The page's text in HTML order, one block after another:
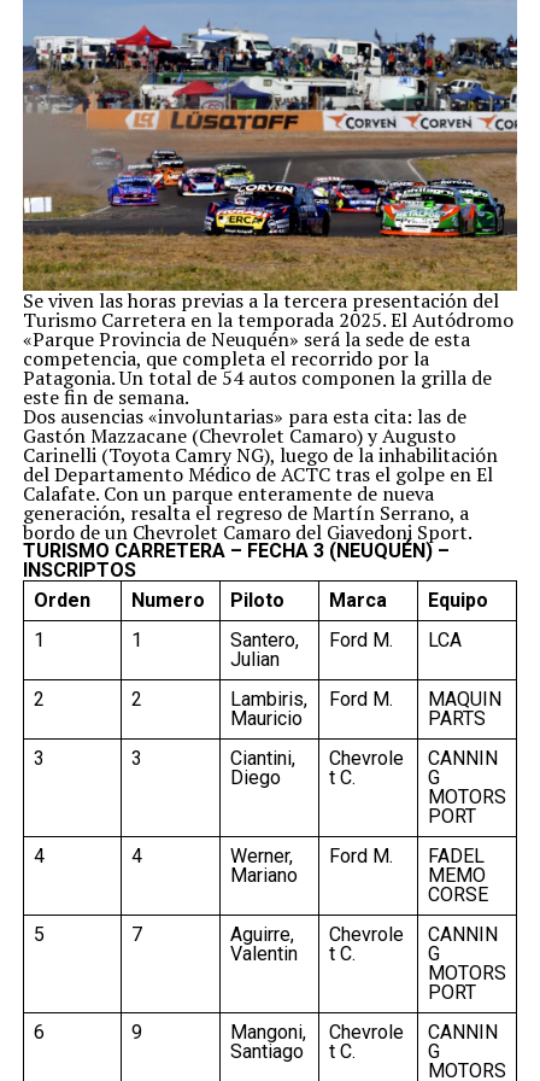
En cuanto al nivel de oferta de propiedades en la Costa,
dijo que la oferta «es similar» a años anteriores, con la
característica de que «la venta esta paralizada y muchas
de esas propiedades de alta gama son las que se han
volcado al mercado temporario con unidades nuevas e
interesantes».
Por otra parte, Donsini proyectó que en el verano
vacacionar en la Costa Atlántica podría ser una de las
opciones más elegidas porque «hay un temor que es
grande en la gente de viajar al exterior y que aparezca
una variante de coronavirus y luego no poder volver, o
que me pase algo afuera y no es lo mismo que están en
el país».
El fin de semana extra largo del 12 de octubre será un
termómetro para ver cuál será la tendencia para el
verano
Otro aspecto que movilizará el turismo en el país esel
programa PreViaje que lanzó el Gobierno nacionaly que
el ministro de Turismo, Matías Lammens, dijo días atrás
que «ha superado nuestras expectativas» dado que «en
dos semanas se vendió el 40% más que todo el año
pasado».
Señaló que «a modo de ejemplo, son 750 mil
personas las que ya usaron el programa este año,
cuando en 2020 habían sido 600 mil y todavía nos
quedan tres meses de venta», con lo cual vaticinó que
el país tendrá una temporada de verano «muy por
encima de los valores históricos».
«Lo que está sucediendo con este programa en todo el
país nos sorprende hasta a nosotros mismos. Tenemos
una expectativa enorme y lo mismo le sucede con los
operadores privados», remarcó Lammens.
FUENTE: TELAM
Temas relacionados: alquilercosta atlanticaturismo
Siguente
Con anuncios clave para la agroindustria, el Gobierno relanzó
Anterior
Mendoza ofrece una variada oferta de actividades para
Se viven las horas previas a la tercera presentación del
Turismo Carretera en la temporada 2025. El Autódromo
«Parque Provincia de Neuquén» será la sede de esta
competencia, que completa el recorrido por la
Patagonia. Un total de 54 autos componen la grilla de
este fin de semana.
Dos ausencias «involuntarias» para esta cita: las de
Gastón Mazzacane (Chevrolet Camaro) y Augusto
Carinelli (Toyota Camry NG), luego de la inhabilitación
del Departamento Médico de ACTC tras el golpe en El
Calafate. Con un parque enteramente de nueva
generación, resalta el regreso de Martín Serrano, a
bordo de un Chevrolet Camaro del Giavedoni Sport.
TURISMO CARRETERA – FECHA 3 (NEUQUÉN) –
INSCRIPTOS
Orden
Numero Piloto Marca
Equipo
1
1
Santero,
Julian
Ford M. LCA
2 2
Lambiris,
Mauricio
Ford M.
MAQUIN
PARTS
3
3
Ciantini,
Diego
Chevrole
t C.
CANNIN
G
MOTORS
PORT
4
4
Werner,
Mariano
Ford M.
FADEL
MEMO
CORSE
5
7
Aguirre,
Valentin
Chevrole
t C.
CANNIN
G
MOTORS
PORT
6
9
Mangoni,
Santiago
Chevrole
t C.
CANNIN
G
MOTORS